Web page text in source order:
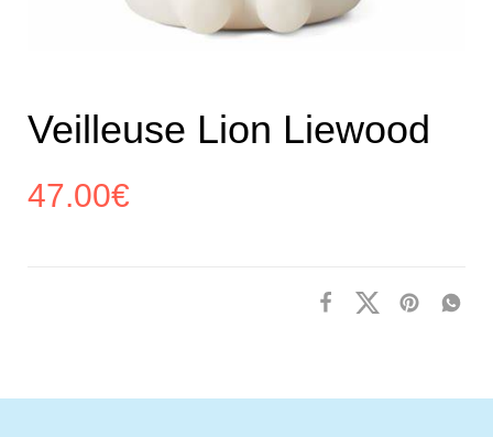
Veilleuse Lion Liewood
47.00€